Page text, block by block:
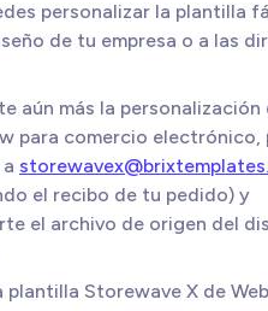
personalizar la plantilla
de tu empresa o a las
aún más la personalización
para comercio electrónico,
el recibo de tu pedido) y
el archivo de origen del
plantilla Storewave X de